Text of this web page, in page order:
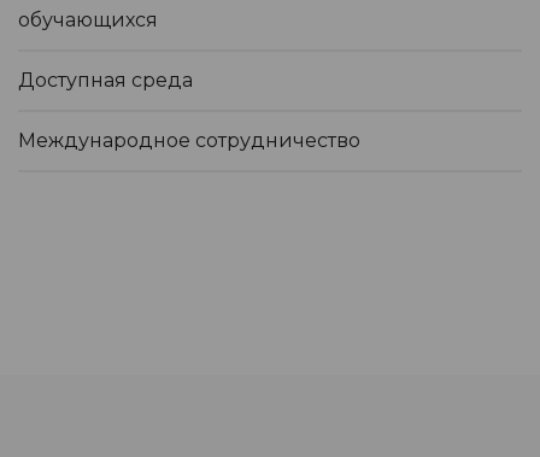
обучающихся
Доступная среда
Международное сотрудничество